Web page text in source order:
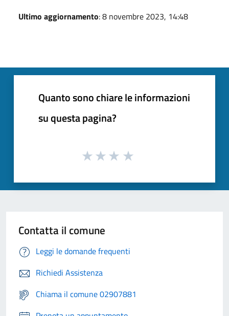
Ultimo aggiornamento: 8 novembre 2023, 14:48
Quanto sono chiare le informazioni
su questa pagina?
Contatta il comune
Leggi le domande frequenti
Richiedi Assistenza
Chiama il comune 02907881